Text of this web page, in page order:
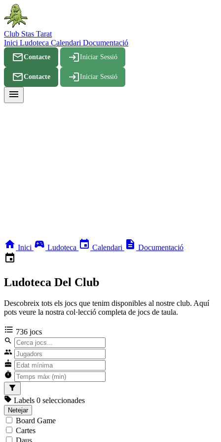
Club Stas Tarat
Inici Ludoteca Calendari Documentació
mail_outlineContacte loginIniciar Sessió
mail_outlineContacte loginIniciar Sessió
menu
home Inici sports_esports Ludoteca event Calendari description Documentació
event
Ludoteca Del Club
Descobreix tots els jocs que tenim disponibles al nostre club. Aquí
pots veure la nostra col·lecció completa de jocs de taula.
format_list_bulleted 736 jocs
search
group
cake
timer
filter_alt
sell Labels 0 seleccionades
Netejar
Board Game
Cartes
Daus